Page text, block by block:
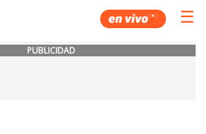
☰
PUBLICIDAD